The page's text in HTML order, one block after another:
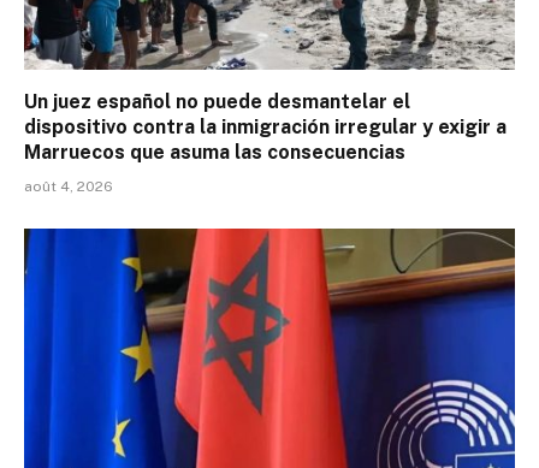
Un juez español no puede desmantelar el
dispositivo contra la inmigración irregular y exigir a
Marruecos que asuma las consecuencias
août 4, 2026